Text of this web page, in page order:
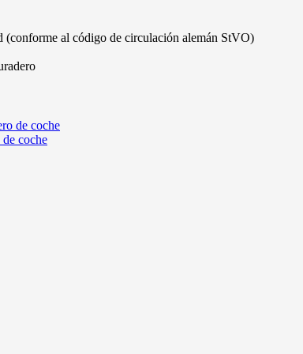
(conforme al código de circulación alemán StVO)
coche